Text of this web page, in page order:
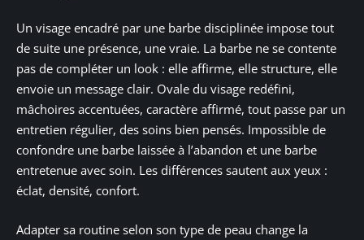
Un visage encadré par une barbe disciplinée impose tout
de suite une présence, une vraie. La barbe ne se contente
pas de compléter un look : elle affirme, elle structure, elle
envoie un message clair. Ovale du visage redéfini,
mâchoires accentuées, caractère affirmé, tout passe par un
entretien régulier, des soins bien pensés. Impossible de
confondre une barbe laissée à l’abandon et une barbe
entretenue avec soin. Les différences sautent aux yeux :
éclat, densité, confort.
Adapter sa routine selon son type de peau change la